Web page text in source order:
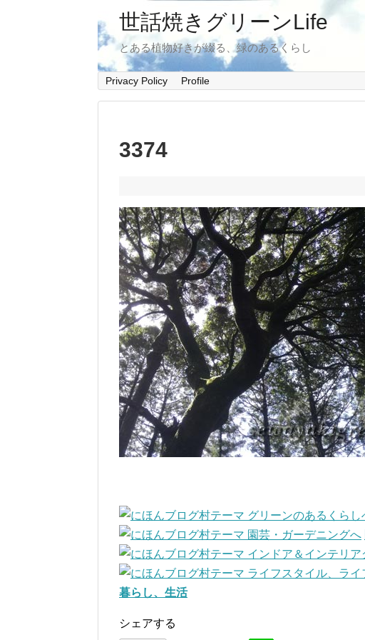
世話焼きグリーンLife
とある植物好きが綴る、緑のあるくらし
Privacy Policy Profile
3374
暮らし、生活
シェアする